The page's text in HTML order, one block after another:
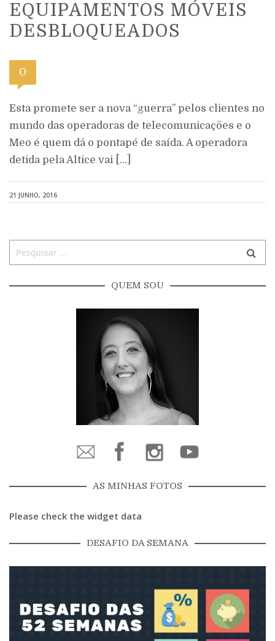
EQUIPAMENTOS MÓVEIS
DESBLOQUEADOS
0
Esta promete ser a nova “guerra” pelos clientes no
mundo das operadoras de telecomunicações e o
Meo é quem dá o pontapé de saída. A operadora
detida pela Altice vai […]
21 JUNHO, 2016
QUEM SOU
AS MINHAS FOTOS
Please check the widget data
DESAFIO DA SEMANA